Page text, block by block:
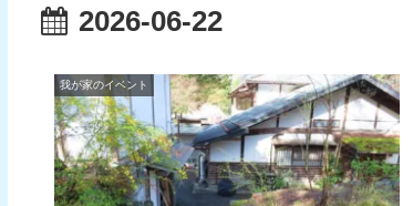
2026-06-22
我が家のイベント